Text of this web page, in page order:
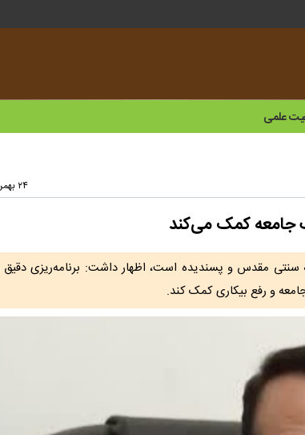
علمی
۲۴ بهمن ۱۴۰۲ - ۱۵:۰۸
جامعه کمک می‌کند
سنتی مقدس و پسندیده است، اظهار داشت: برنامه‌ریزی دقیق
و رفع بیکاری کمک کند.